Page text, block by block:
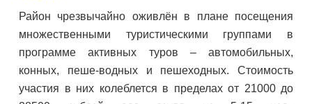
Район чрезвычайно оживлён в плане посещения
множественными туристическими группами в
программе активных туров – автомобильных,
конных, пеше-водных и пешеходных. Стоимость
участия в них колеблется в пределах от 21000 до